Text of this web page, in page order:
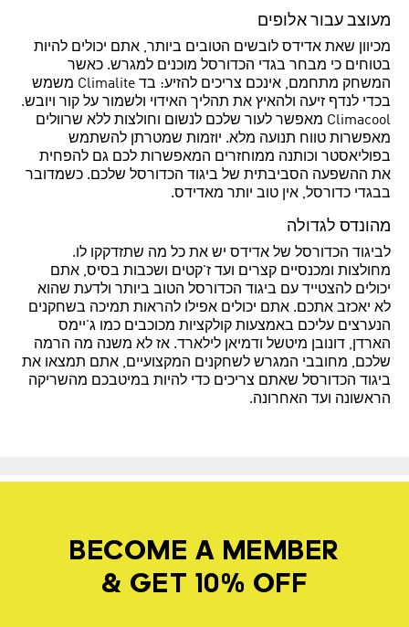
מעוצב עבור אלופים
מכיוון שאת אדידס לובשים הטובים ביותר, אתם יכולים להיות
בטוחים כי מבחר בגדי הכדורסל מוכנים למגרש. כאשר
המשחק מתחמם, אינכם צריכים להזיע: בד Climalite משמש
בכדי לנדף זיעה ולהאיץ את תהליך האידוי ולשמור על קור ויובש.
Climacool מאפשר לעור שלכם לנשום וחולצות ללא שרוולים
מאפשרות טווח תנועה מלא. יוזמות שמטרתן להשתמש
בפוליאסטר וכותנה ממוחזרים המאפשרות לכם גם להפחית
את ההשפעה הסביבתית של ביגוד הכדורסל שלכם. כשמדובר
בבגדי כדורסל, אין טוב יותר מאדידס.
מהונדס לגדולה
לביגוד הכדורסל של אדידס יש את כל מה שתזדקקו לו.
מחולצות ומכנסיים קצרים ועד ז'קטים ושכבות בסיס, אתם
יכולים להצטייד עם ביגוד הכדורסל הטוב ביותר ולדעת שהוא
לא יאכזב אתכם. אתם יכולים אפילו להראות תמיכה בשחקנים
הנערצים עליכם באמצעות קולקציות מכוכבים כמו ג'יימס
הארדן, דונובן מיטשל ודמיאן לילארד. אז לא משנה מה הרמה
שלכם, מחובבי המגרש לשחקנים המקצועיים, אתם תמצאו את
ביגוד הכדורסל שאתם צריכים כדי להיות במיטבכם מהשריקה
הראשונה ועד האחרונה.
BECOME A MEMBER
& GET 10% OFF